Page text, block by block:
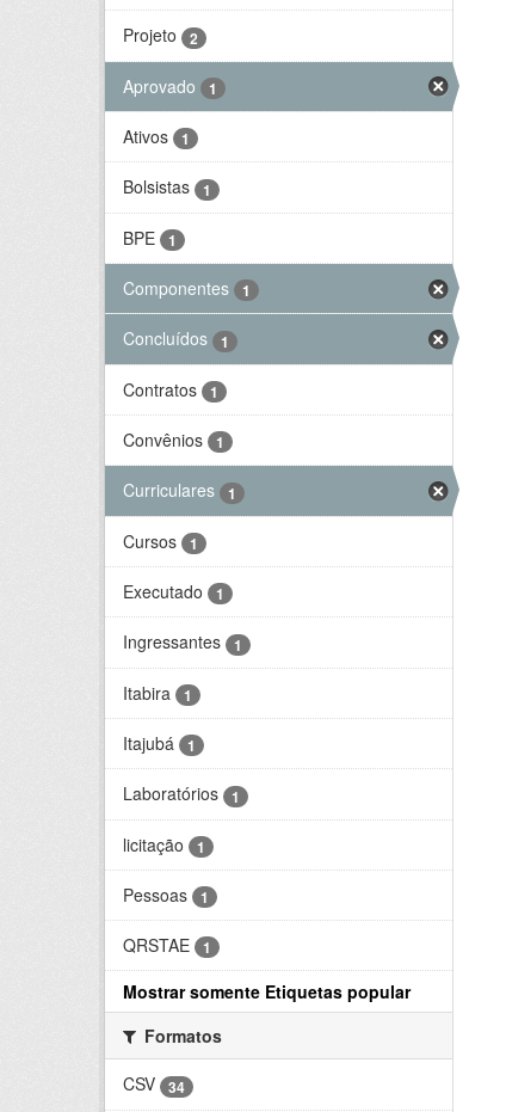
Projeto 2
Aprovado 1
Ativos 1
Bolsistas 1
BPE 1
Componentes 1
Concluídos 1
Contratos 1
Convênios 1
Curriculares 1
Cursos 1
Executado 1
Ingressantes 1
Itabira 1
Itajubá 1
Laboratórios 1
licitação 1
Pessoas 1
QRSTAE 1
Mostrar somente Etiquetas popular
Formatos
CSV
34